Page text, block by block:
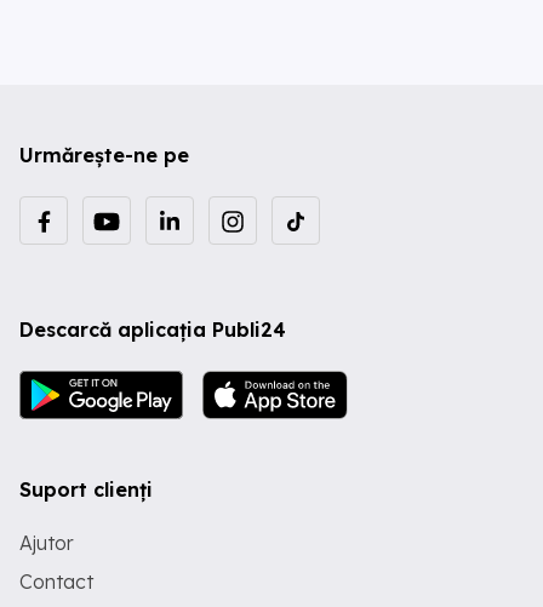
Urmărește-ne pe
Descarcă aplicația Publi24
Suport clienți
Ajutor
Contact